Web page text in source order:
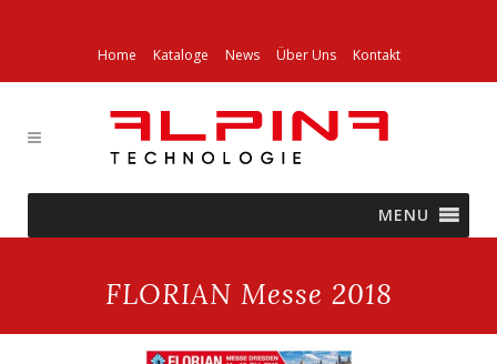
Home Kataloge News Über Uns Kontakt
MENU
FLORIAN Messe 2018